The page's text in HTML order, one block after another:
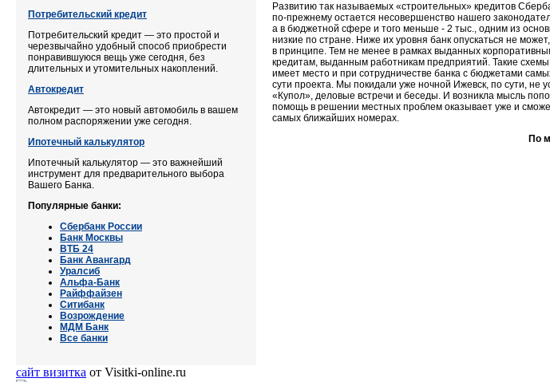
Потребительский кредит
Потребительский кредит — это простой и
черезвычайно удобный способ приобрести
понравившуюся вещь уже сегодня, без
длительных и утомительных накоплений.
Автокредит
Автокредит — это новый автомобиль в вашем
полном распоряжении уже сегодня.
Ипотечный калькулятор
Ипотечный калькулятор — это важнейший
инструмент для предварительного выбора
Вашего Банка.
Популярные банки:
Сбербанк России
Банк Москвы
ВТБ 24
Банк Авангард
Уралсиб
Альфа-Банк
Райффайзен
Ситибанк
Возрождение
МДМ Банк
Все банки
сайт визитка от Visitki-online.ru
Развитию так называемых «строительных» кредитов
по-прежнему остается несовершенство нашего
а в бюджетной сфере и того меньше - 2 тыс., одним из
низкие по стране. Ниже их уровня банк опускаться не
в принципе. Тем не менее в рамках выданных
кредитам, выданным работникам предприятий. Такие
имеет место и при сотрудничестве банка с бюджетами
сути проекта. Мы покидали уже ночной Ижевск, по сути, не
«Купол», деловые встречи и беседы. И возникла мысль
помощь в решении местных проблем оказывает уже и
самых ближайших номерах.
По